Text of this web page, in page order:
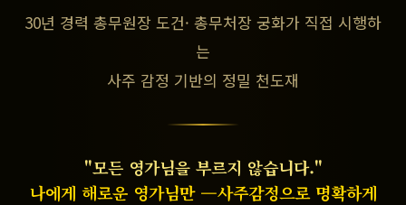
30년 경력 총무원장 도건· 총무처장 궁화가 직접 시행하
는
사주 감정 기반의 정밀 천도재
"모든 영가님을 부르지 않습니다."
나에게 해로운 영가님만 —사주감정으로 명확하게